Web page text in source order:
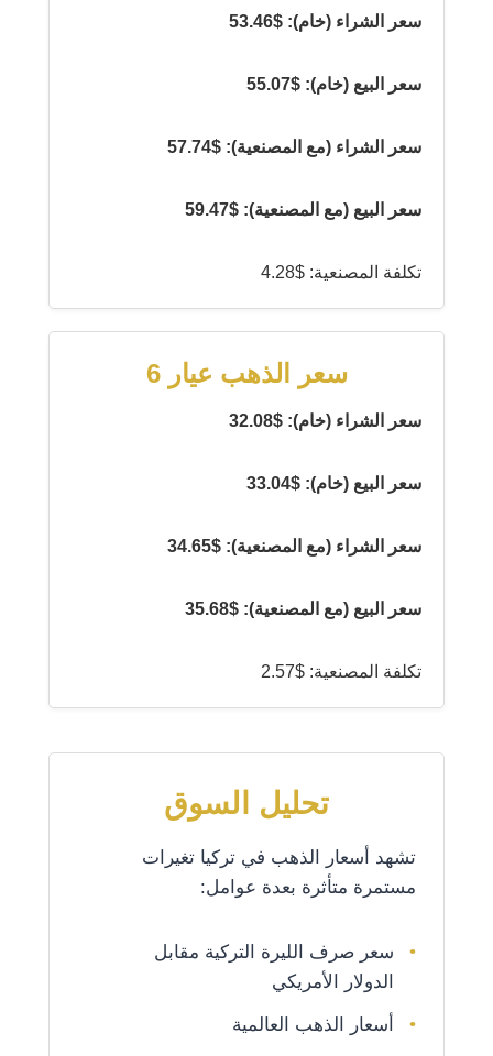
سعر الشراء (خام): $53.46
سعر البيع (خام): $55.07
سعر الشراء (مع المصنعية): $57.74
سعر البيع (مع المصنعية): $59.47
تكلفة المصنعية: $4.28
سعر الذهب عيار 6
سعر الشراء (خام): $32.08
سعر البيع (خام): $33.04
سعر الشراء (مع المصنعية): $34.65
سعر البيع (مع المصنعية): $35.68
تكلفة المصنعية: $2.57
تحليل السوق
تشهد أسعار الذهب في تركيا تغيرات
مستمرة متأثرة بعدة عوامل:
سعر صرف الليرة التركية مقابل
الدولار الأمريكي
أسعار الذهب العالمية